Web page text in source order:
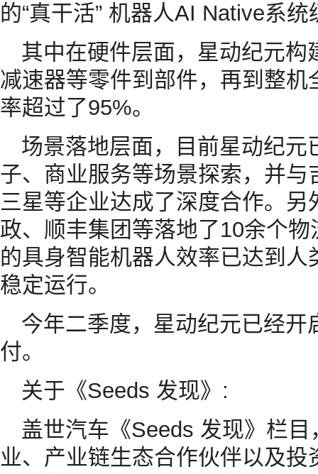
的“真干活” 机器人AI Native系统
其中在硬件层面，星动纪元
减速器等零件到部件，再到整
率超过了95%。
场景落地层面，目前星动纪
子、商业服务等场景探索，并
三星等企业达成了深度合作。
政、顺丰集团等落地了10余个
的具身智能机器人效率已达到
稳定运行。
今年二季度，星动纪元已经开
付。
关于《Seeds 发现》:
盖世汽车《Seeds 发现》栏
业、产业链生态合作伙伴以及